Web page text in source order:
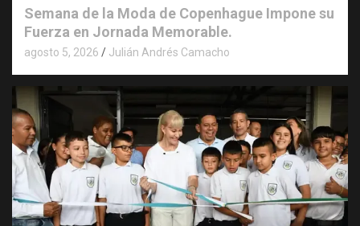
Semana de la Moda de Copenhague Impone su
Fuerza en Jornada Memorable.
agosto 5, 2026 Julián Andrés Camacho